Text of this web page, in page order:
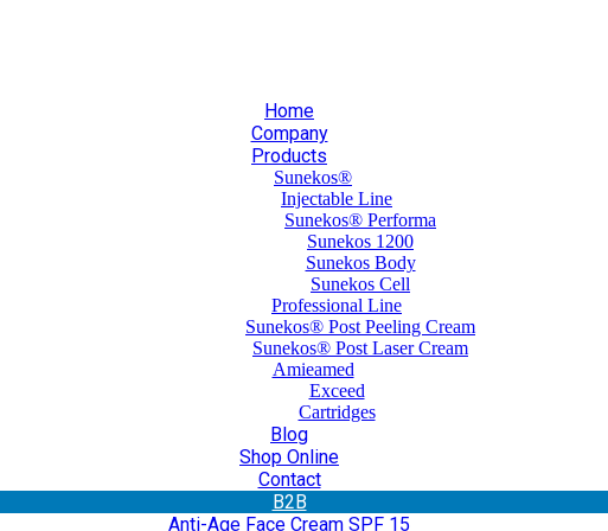
Home
Company
Products
Sunekos®
Injectable Line
Sunekos® Performa
Sunekos 1200
Sunekos Body
Sunekos Cell
Professional Line
Sunekos® Post Peeling Cream
Sunekos® Post Laser Cream
Amieamed
Exceed
Cartridges
Blog
Shop Online
Contact
Β2Β
Anti-Age Face Cream SPF 15